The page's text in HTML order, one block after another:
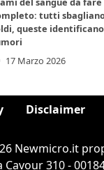
tutti
queste
17 Marzo 2026
Disclaimer
Newmicro.it
310 -